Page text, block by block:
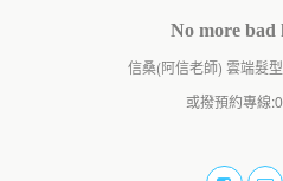
No more bad
信桑(阿信老師) 雲端髮
或撥預約專線: